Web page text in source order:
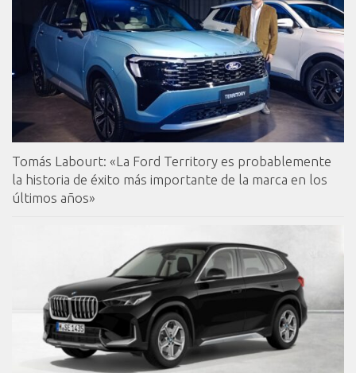
Tomás Labourt: «La Ford Territory es probablemente
la historia de éxito más importante de la marca en los
últimos años»